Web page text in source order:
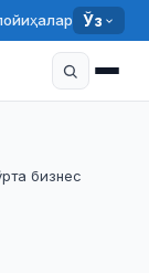
Ўз
бизнес